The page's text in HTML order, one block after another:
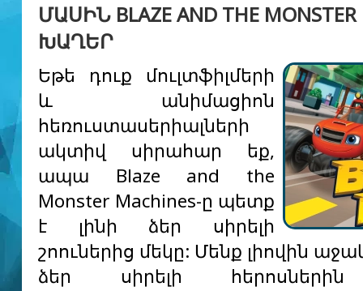
ՄԱՍԻՆ BLAZE AND THE MONSTER
ԽԱՂԵՐ
Եթե դուք մուլտֆիլմերի
և անիմացիոն
հեռուստասերիալների
ակտիվ սիրահար եք,
ապա Blaze and the
Monster Machines-ը պետք
է լինի ձեր սիրելի
շոուներից մեկը: Մենք լիովին
ձեր սիրելի